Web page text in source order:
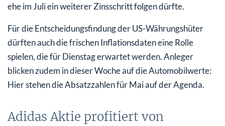
ehe im Juli ein weiterer Zinsschritt folgen dürfte.
Für die Entscheidungsfindung der US-Währungshüter
dürften auch die frischen Inflationsdaten eine Rolle
spielen, die für Dienstag erwartet werden. Anleger
blicken zudem in dieser Woche auf die Automobilwerte:
Hier stehen die Absatzzahlen für Mai auf der Agenda.
Adidas Aktie profitiert von